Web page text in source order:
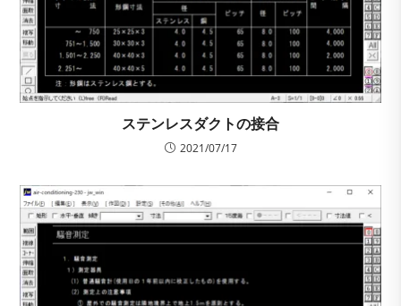
ステンレスダクトの接合
2021/07/17